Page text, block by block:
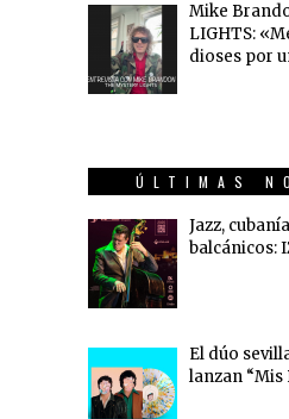
Mike
LIGHTS:
dioses por
ÚLTIMAS
Jazz,
balcánicos:
El dúo
lanzan “Mis